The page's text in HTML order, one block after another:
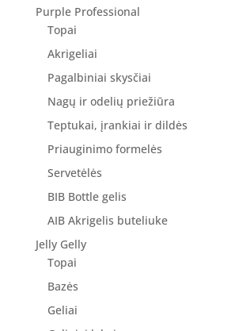
Purple Professional
Topai
Akrigeliai
Pagalbiniai skysčiai
Nagų ir odelių priežiūra
Teptukai, įrankiai ir dildės
Priauginimo formelės
Servetėlės
BIB Bottle gelis
AIB Akrigelis buteliuke
Jelly Gelly
Topai
Bazės
Geliai